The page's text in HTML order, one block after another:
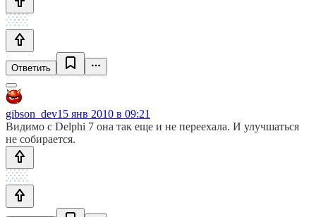
Ответить
gibson_dev15 янв 2010 в 09:21
Видимо с Delphi 7 она так еще и не переехала. И улучшаться
не собирается.